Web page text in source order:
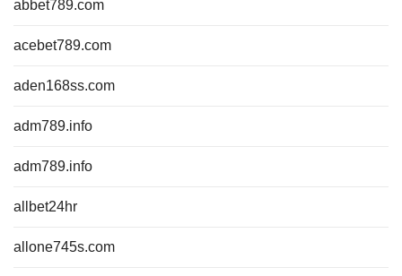
abbet789.com
acebet789.com
aden168ss.com
adm789.info
adm789.info
allbet24hr
allone745s.com